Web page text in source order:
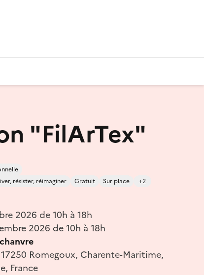
"FilArTex"
résister, réimaginer
Gratuit Sur place +2
2026 de 10h à 18h
2026 de 10h à 18h
Romegoux, Charente-Maritime,
France